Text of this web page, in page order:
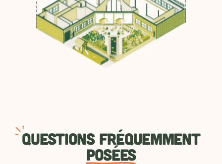
Questions fréquemment
posées